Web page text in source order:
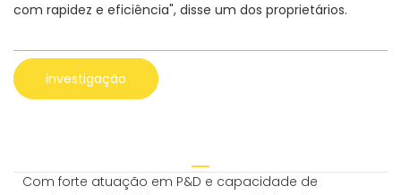
com rapidez e eficiência", disse um dos proprietários.
investigação
Com forte atuação em P&D e capacidade de